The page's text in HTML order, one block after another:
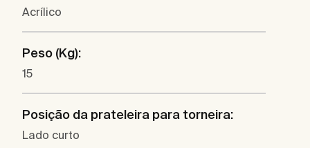
Acrílico
Peso (Kg):
15
Posição da prateleira para torneira:
Lado curto